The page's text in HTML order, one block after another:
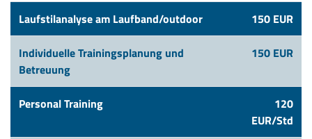
Laufstilanalyse am Laufband/outdoor 150 EUR
Individuelle Trainingsplanung und
Betreuung
150 EUR
Personal Training
120
EUR/Std